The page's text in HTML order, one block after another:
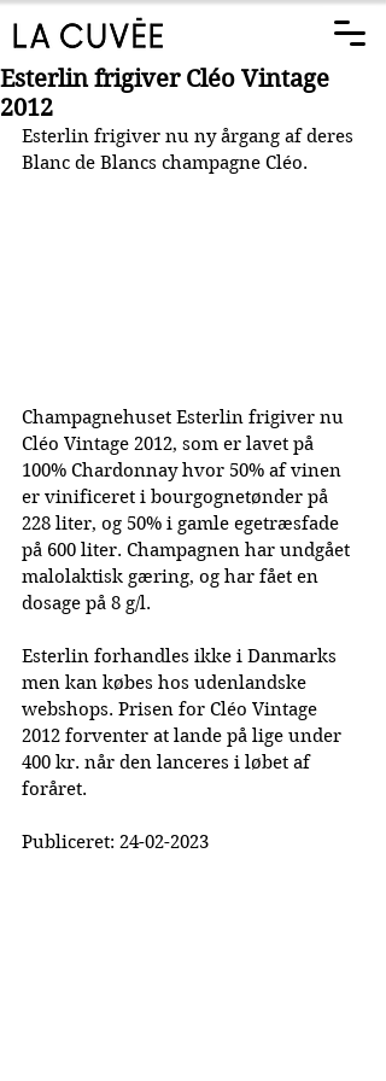
Esterlin frigiver Cléo Vintage
2012
Esterlin frigiver nu ny årgang af deres
Blanc de Blancs champagne Cléo.
Champagnehuset Esterlin frigiver nu
Cléo Vintage 2012, som er lavet på
100% Chardonnay hvor 50% af vinen
er vinificeret i bourgognetønder på
228 liter, og 50% i gamle egetræsfade
på 600 liter. Champagnen har undgået
malolaktisk gæring, og har fået en
dosage på 8 g/l.
Esterlin forhandles ikke i Danmarks
men kan købes hos udenlandske
webshops. Prisen for Cléo Vintage
2012 forventer at lande på lige under
400 kr. når den lanceres i løbet af
foråret.
Publiceret: 24-02-2023